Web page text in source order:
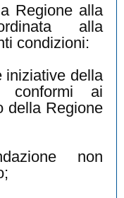
Regione alla
alla
condizioni:
iniziative della
conformi ai
della Regione
non